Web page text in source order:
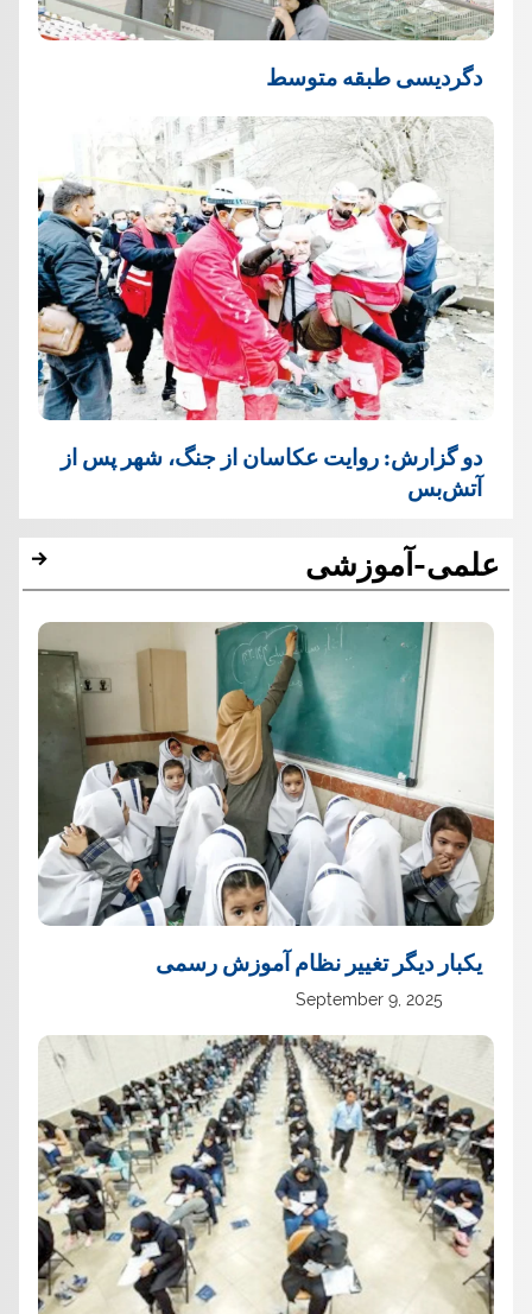
دگردیسی طبقه متوسط
دو گزارش: روایت عکاسان از جنگ، شهر پس از
آتش‌بس
علمی-آموزشی
یک‏بار دیگر تغییر نظام آموزش رسمی
September 9, 2025